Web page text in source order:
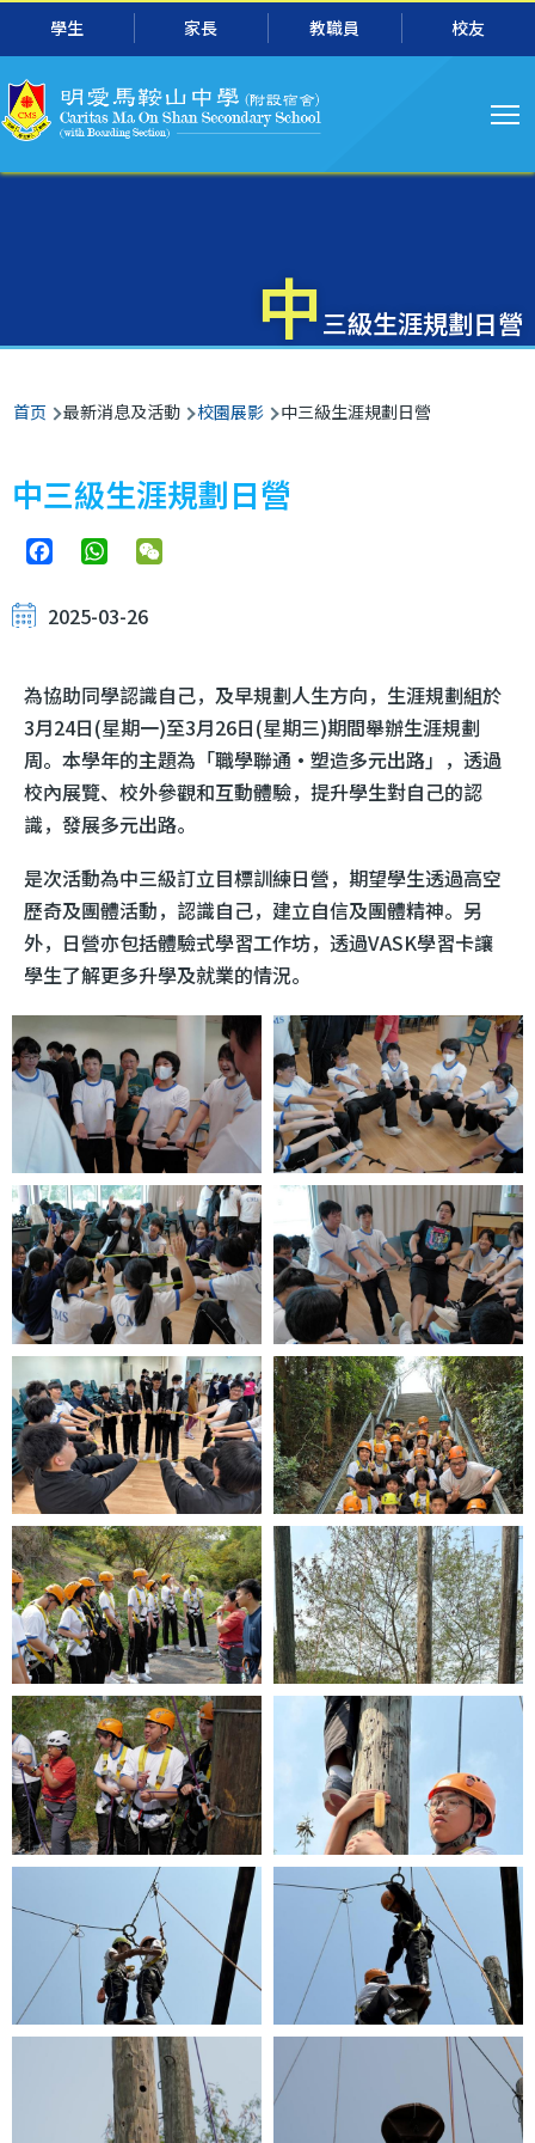
跳转到主要内容
學生 家長 教職員 校友
导
航
中 三級生涯規劃日營
面
包
屑
首页 最新消息及活動 校園展影 中三級生涯規劃日營
中三級生涯規劃日營
FacebookWhatsApp
2025-03-26
為協助同學認識自己，及早規劃人生方向，生涯規劃組於
3月24日(星期一)至3月26日(星期三)期間舉辦生涯規劃
周。本學年的主題為「職學聯通‧塑造多元出路」，透過
校內展覽、校外參觀和互動體驗，提升學生對自己的認
識，發展多元出路。
是次活動為中三級訂立目標訓練日營，期望學生透過高空
歷奇及團體活動，認識自己，建立自信及團體精神。另
外，日營亦包括體驗式學習工作坊，透過VASK學習卡讓
學生了解更多升學及就業的情況。